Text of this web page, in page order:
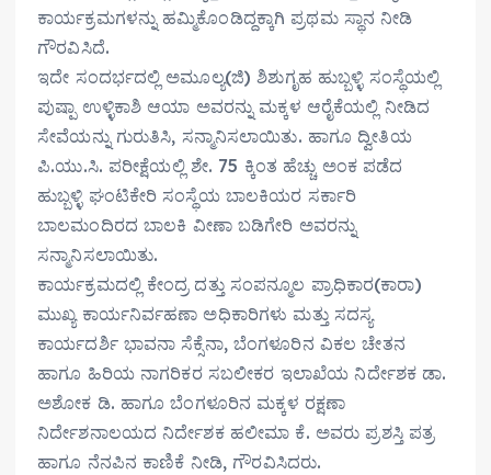
ಕಾರ್ಯಕ್ರಮಗಳನ್ನು ಹಮ್ಮಿಕೊಂಡಿದ್ದಕ್ಕಾಗಿ ಪ್ರಥಮ ಸ್ಥಾನ ನೀಡಿ
ಗೌರವಿಸಿದೆ.
ಇದೇ ಸಂದರ್ಭದಲ್ಲಿ ಅಮೂಲ್ಯ(ಜಿ) ಶಿಶುಗೃಹ ಹುಬ್ಬಳ್ಳಿ ಸಂಸ್ಥೆಯಲ್ಲಿ
ಪುಷ್ಪಾ ಉಳ್ಳಿಕಾಶಿ ಆಯಾ ಅವರನ್ನು ಮಕ್ಕಳ ಆರೈಕೆಯಲ್ಲಿ ನೀಡಿದ
ಸೇವೆಯನ್ನು ಗುರುತಿಸಿ, ಸನ್ಮಾನಿಸಲಾಯಿತು. ಹಾಗೂ ದ್ವೀತಿಯ
ಪಿ.ಯು.ಸಿ. ಪರೀಕ್ಷೆಯಲ್ಲಿ ಶೇ. 75 ಕ್ಕಿಂತ ಹೆಚ್ಚು ಅಂಕ ಪಡೆದ
ಹುಬ್ಬಳ್ಳಿ ಘಂಟಿಕೇರಿ ಸಂಸ್ಥೆಯ ಬಾಲಕಿಯರ ಸರ್ಕಾರಿ
ಬಾಲಮಂದಿರದ ಬಾಲಕಿ ವೀಣಾ ಬಡಿಗೇರಿ ಅವರನ್ನು
ಸನ್ಮಾನಿಸಲಾಯಿತು.
ಕಾರ್ಯಕ್ರಮದಲ್ಲಿ ಕೇಂದ್ರ ದತ್ತು ಸಂಪನ್ಮೂಲ ಪ್ರಾಧಿಕಾರ(ಕಾರಾ)
ಮುಖ್ಯ ಕಾರ್ಯನಿರ್ವಹಣಾ ಅಧಿಕಾರಿಗಳು ಮತ್ತು ಸದಸ್ಯ
ಕಾರ್ಯದರ್ಶಿ ಭಾವನಾ ಸೆಕ್ಸೆನಾ, ಬೆಂಗಳೂರಿನ ವಿಕಲ ಚೇತನ
ಹಾಗೂ ಹಿರಿಯ ನಾಗರಿಕರ ಸಬಲೀಕರ ಇಲಾಖೆಯ ನಿರ್ದೇಶಕ ಡಾ.
ಅಶೋಕ ಡಿ. ಹಾಗೂ ಬೆಂಗಳೂರಿನ ಮಕ್ಕಳ ರಕ್ಷಣಾ
ನಿರ್ದೇಶನಾಲಯದ ನಿರ್ದೇಶಕ ಹಲೀಮಾ ಕೆ. ಅವರು ಪ್ರಶಸ್ತಿ ಪತ್ರ
ಹಾಗೂ ನೆನಪಿನ ಕಾಣಿಕೆ ನೀಡಿ, ಗೌರವಿಸಿದರು.